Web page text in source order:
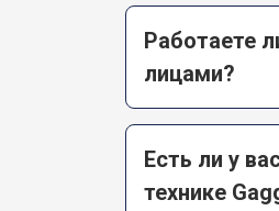
Работаете
лицами?
Есть ли у
технике